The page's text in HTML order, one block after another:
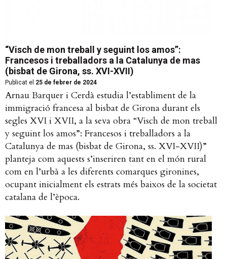
“Visch de mon treball y seguint los amos”:
Francesos i treballadors a la Catalunya de mas
(bisbat de Girona, ss. XVI-XVII)
Publicat el 25 de febrer de 2024
Arnau Barquer i Cerdà estudia l’establiment de la
immigració francesa al bisbat de Girona durant els
segles XVI i XVII, a la seva obra “Visch de mon treball
y seguint los amos”: Francesos i treballadors a la
Catalunya de mas (bisbat de Girona, ss. XVI-XVII)”
planteja com aquests s’inseriren tant en el món rural
com en l’urbà a les diferents comarques gironines,
ocupant inicialment els estrats més baixos de la societat
catalana de l’època.